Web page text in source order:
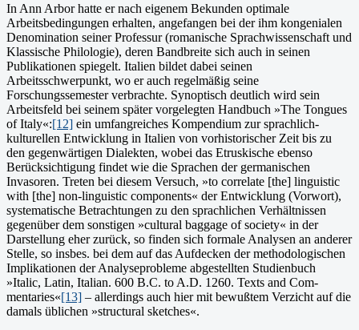
In Ann Arbor hatte er nach eigenem Bekunden optimale
Arbeitsbedingungen erhalten, angefangen bei der ihm kongenialen
Denomination seiner Professur (romanische Sprachwissenschaft und
Klassische Philologie), deren Bandbreite sich auch in seinen
Publikationen spiegelt. Italien bildet dabei seinen
Arbeitsschwerpunkt, wo er auch regelmäßig seine
Forschungssemester verbrachte. Synoptisch deutlich wird sein
Arbeitsfeld bei seinem später vorgelegten Handbuch »The Tongues
of Italy«:[12] ein umfang­reiches Kompendium zur sprachlich-
kulturellen Entwicklung in Ita­lien von vorhistorischer Zeit bis zu
den gegen­wärtigen Dialekten, wobei das Etruskische ebenso
Berücksichtigung findet wie die Spra­chen der germanischen
Invasoren. Treten bei diesem Versuch, »to correlate [the] linguistic
with [the] non-lin­guistic components« der Ent­wicklung (Vorwort),
systematische Be­trachtungen zu den sprachlichen Verhältnissen
gegenüber dem son­stigen »cultural baggage of so­ciety« in der
Darstellung eher zu­rück, so finden sich formale Analysen an anderer
Stelle, so ins­bes. bei dem auf das Aufdec­ken der methodologischen
Implikationen der Analyseprobleme abgestellten Studi­enbuch
»Italic, Latin, Italian. 600 B.C. to A.D. 1260. Texts and Com­
mentaries«[13] – allerdings auch hier mit bewußtem Verzicht auf die
damals üblichen »structural sketches«.